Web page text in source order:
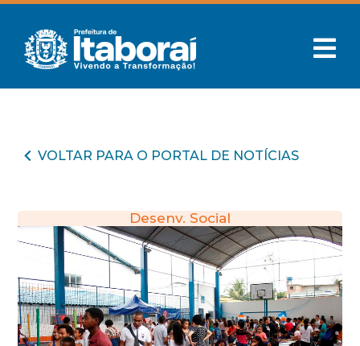
VOLTAR PARA O PORTAL DE NOTÍCIAS
Desenv. Social